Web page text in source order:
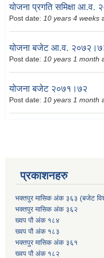
योजना प्रगति समिक्षा
Post date: 10 years 4 weeks
योजना बजेट आ.व.
Post date: 10 years 1 month
योजना बजेट २०७१।७२
Post date: 10 years 1 month
प्रकाशनहरु
भक्तपुर मासिक अंक ३६३ (बजेट
भक्तपुर मासिक अंक ३६२
ख्वप पौ अंक १८४
ख्वप पौ अंक १८३
भक्तपुर मासिक अंक ३६१
ख्वप पौ अंक १८२